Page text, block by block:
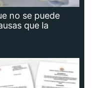
no se puede
que la